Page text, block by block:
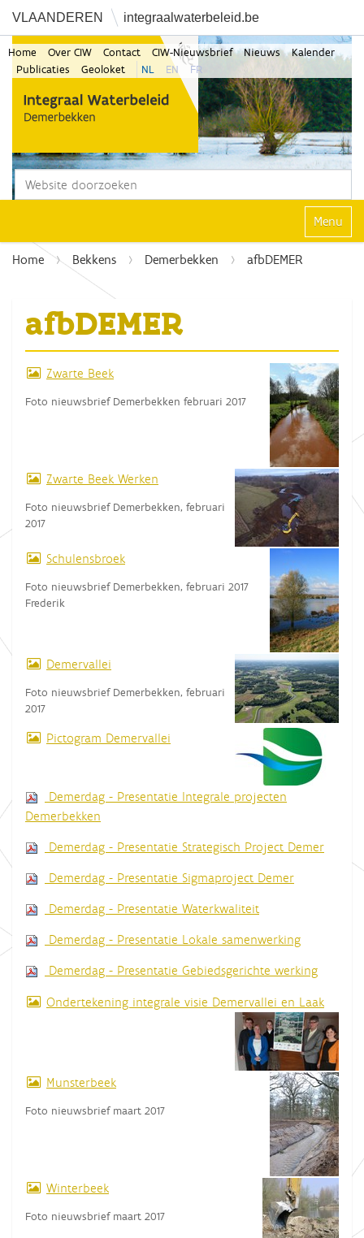
VLAANDEREN integraalwaterbeleid.be
Zoek
Home Over CIW Contact CIW-Nieuwsbrief Nieuws
Kalender
Publicaties
Geoloket NL EN FR
Klap
Home Bekkens Demerbekken afbDEMER
afbDEMER
Zwarte Beek
Foto nieuwsbrief Demerbekken februari 2017
Zwarte Beek Werken
Foto nieuwsbrief Demerbekken, februari
2017
Schulensbroek
Foto nieuwsbrief Demerbekken, februari 2017
Frederik
Demervallei
Foto nieuwsbrief Demerbekken, februari
2017
Pictogram Demervallei
Demerdag - Presentatie Integrale projecten
Demerbekken
Demerdag - Presentatie Strategisch Project Demer
Demerdag - Presentatie Sigmaproject Demer
Demerdag - Presentatie Waterkwaliteit
Demerdag - Presentatie Lokale samenwerking
Demerdag - Presentatie Gebiedsgerichte werking
Ondertekening integrale visie Demervallei en Laak
Munsterbeek
Foto nieuwsbrief maart 2017
Winterbeek
Foto nieuwsbrief maart 2017